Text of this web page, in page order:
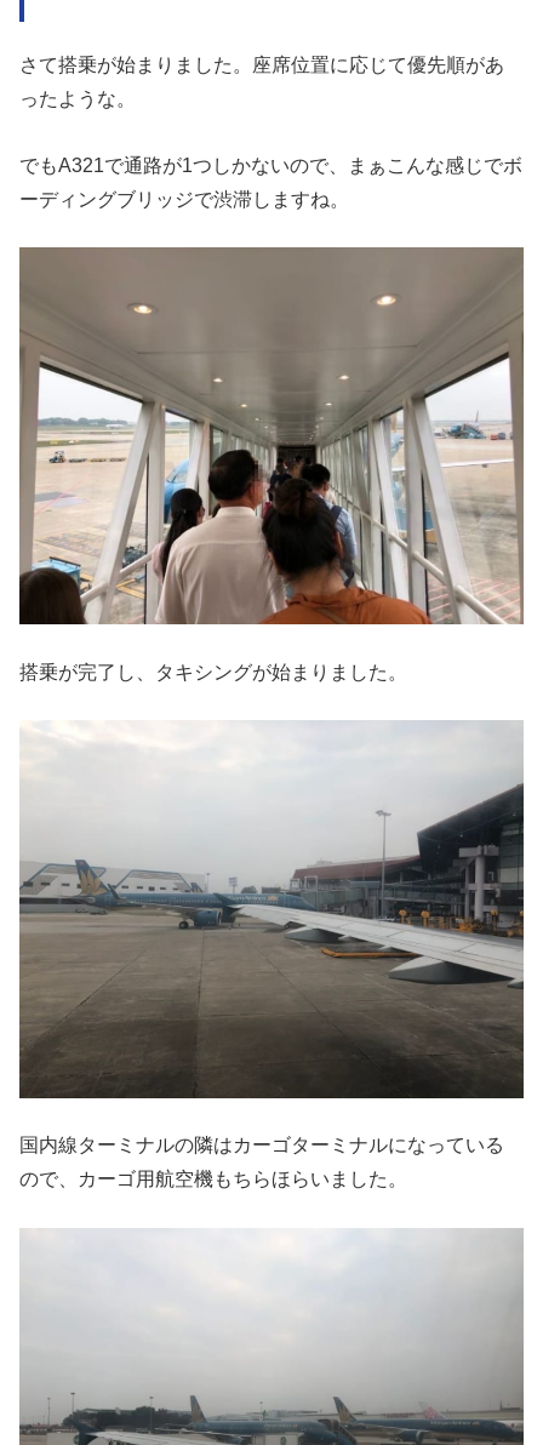
さて搭乗が始まりました。座席位置に応じて優先順があ
ったような。
でもA321で通路が1つしかないので、まぁこんな感じでボ
ーディングブリッジで渋滞しますね。
搭乗が完了し、タキシングが始まりました。
国内線ターミナルの隣はカーゴターミナルになっている
ので、カーゴ用航空機もちらほらいました。